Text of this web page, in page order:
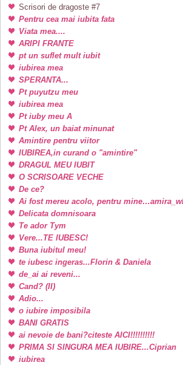
Scrisori de dragoste #7
Pentru cea mai iubita fata
Viata mea....
ARIPI FRANTE
pt un suflet mult iubit
iubirea mea
SPERANTA...
Pt puyutzu meu
iubirea mea
Pt iuby meu A
Pt Alex, un baiat minunat
Amintire pentru viitor
IUBIREA,in curand o "amintire"
DRAGUL MEU IUBIT
O SCRISOARE VECHE
De ce?
Ai fost mereu acolo, pentru
Delicata domnisoara
Te ador Tym
Vere...TE IUBESC!
Buna iubitul meu!
te iubesc ingeras...Florin & Daniela
de_ai ai reveni...
Cand? (II)
Adio...
o iubire imposibila
BANI GRATIS
ai nevoie de bani?citeste AICI!!!!!!!!!!
PRIMA SI SINGURA MEA IUBIRE...Ciprian
iubirea